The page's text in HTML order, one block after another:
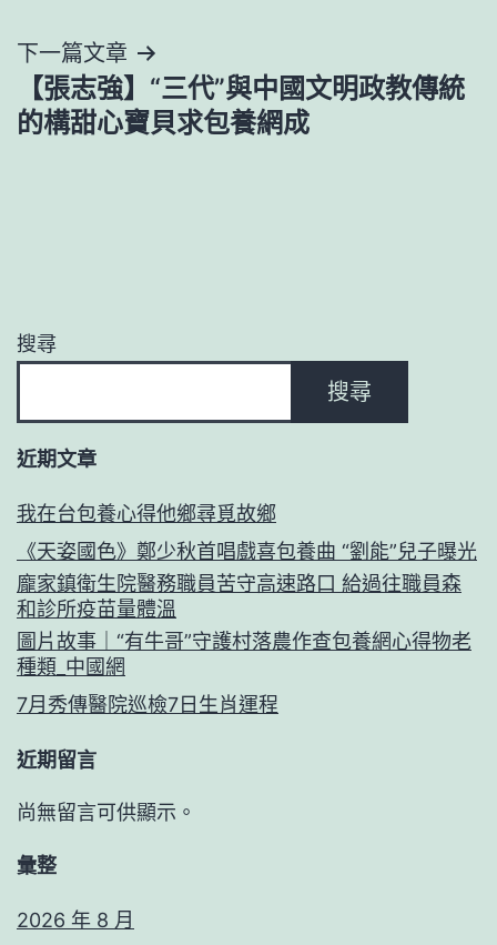
覽
下一篇文章
【張志強】“三代”與中國文明政教傳統
的構甜心寶貝求包養網成
搜尋
搜尋
近期文章
我在台包養心得他鄉尋覓故鄉
《天姿國色》鄭少秋首唱戲喜包養曲 “劉能”兒子曝光
龐家鎮衛生院醫務職員苦守高速路口 給過往職員森
和診所疫苗量體溫
圖片故事｜“有牛哥”守護村落農作查包養網心得物老
種類_中國網
7月秀傳醫院巡檢7日生肖運程
近期留言
尚無留言可供顯示。
彙整
2026 年 8 月